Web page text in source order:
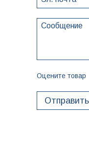
Оцените товар
Отправить